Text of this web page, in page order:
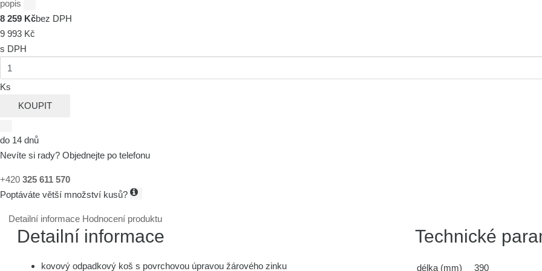
popis
8 259 Kčbez DPH
9 993 Kč
s DPH
Ks
KOUPIT
do 14 dnů
Nevíte si rady? Objednejte po telefonu
+420 325 611 570
Poptáváte větší množství kusů?
Detailní informace Hodnocení produktu
Detailní informace
kovový odpadkový koš s povrchovou úpravou žárového zinku
Technické
délka (mm) 390